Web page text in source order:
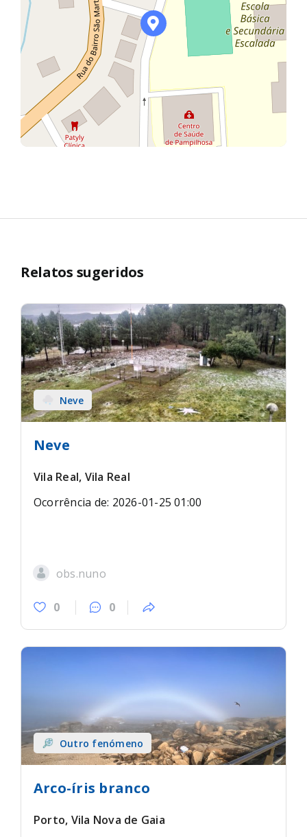
Relatos sugeridos
Neve
Neve
Vila Real, Vila Real
Ocorrência de: 2026-01-25 01:00
obs.nuno
0 0
Outro fenómeno
Arco-íris branco
Porto, Vila Nova de Gaia